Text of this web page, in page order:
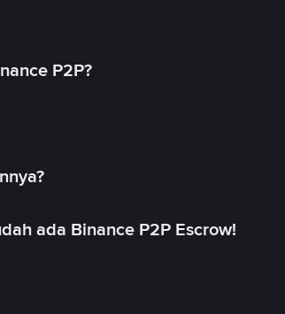
P2P?
ada Binance P2P Escrow!